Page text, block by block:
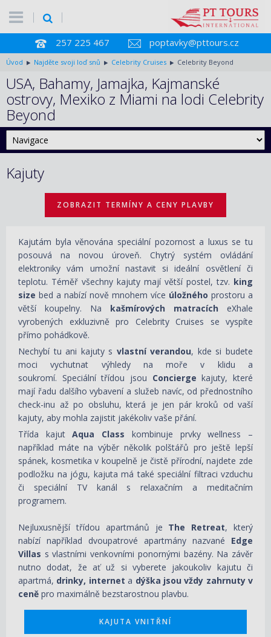
257 225 467 poptavky@pttours.cz
Úvod Najděte svoji loď snů Celebrity Cruises Celebrity Beyond
USA, Bahamy, Jamajka, Kajmanské
ostrovy, Mexiko z Miami na lodi Celebrity
Beyond
Kajuty
ZOBRAZIT TERMÍNY A CENY PLAVBY
Kajutám byla věnována speciální pozornost a luxus se tu
posouvá na novou úroveň. Chytrý systém ovládání
elektroniky vám umožní nastavit si ideální osvětlení či
teplotu. Téměř všechny kajuty mají větší postel, tzv. king
size bed a nabízí nově mnohem více úložného prostoru a
větší koupelny. Na kašmírových matracích eXhale
vyrobených exkluzivně pro Celebrity Cruises se vyspíte
přímo pohádkově.
Nechybí tu ani kajuty s vlastní verandou, kde si budete
moci vychutnat výhledy na moře v klidu a
soukromí. Speciální třídou jsou Concierge kajuty, které
mají řadu dalšího vybavení a služeb navíc, od přednostního
check-inu až po obsluhu, která je jen pár kroků od vaší
kajuty, aby mohla zajistit jakékoliv vaše přání.
Třída kajutAqua Class kombinuje prvky wellness –
například máte na výběr několik polštářů pro ještě lepší
spánek, kosmetika v koupelně je čistě přírodní, najdete zde
podložku na jógu, kajuta má také speciální filtraci vzduchu
či speciální TV kanál s relaxačním a meditačním
programem.
Nejluxusnější třídou apartmánů je The Retreat, který
nabízí například dvoupatrové apartmány nazvané Edge
Villas s vlastními venkovními ponornými bazény. Na závěr
nutno dodat, že ať už si vyberete jakoukoliv kajutu či
apartmá, drinky, internet a dýška jsou vždy zahrnuty v
ceně pro maximálně bezstarostnou plavbu.
KAJUTA VNITŘNÍ